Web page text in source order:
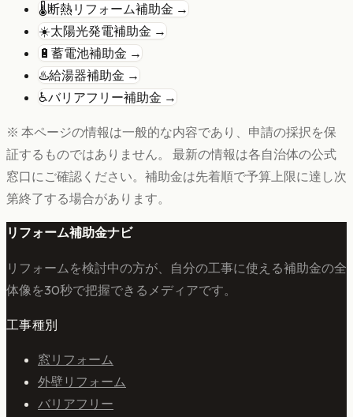
🌡️断熱リフォーム補助金 →
☀️太陽光発電補助金 →
🔋 蓄電池補助金 →
♨️給湯器補助金 →
♿バリアフリー補助金 →
※ 本ページの情報は一般的な内容であり、申請の採択を保
証するものではありません。 最新の情報は各自治体の公式
窓口にご確認ください。補助金は先着順で予算上限に達し次
第終了する場合があります。
リフォーム補助金ナビ
リフォームを検討中の方が、自分の工事に使える補助金の全
体像を30秒で把握できるメディアです。
工事種別
窓リフォーム
外壁リフォーム
バリアフリー